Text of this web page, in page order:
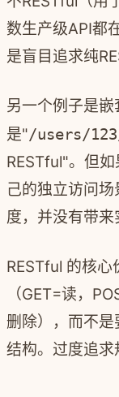
数生产级API都
是盲目追求纯
另一个例子是
是"/users/
RESTful"。但
己的独立访问
度，并没有带来
RESTful 的核心
（GET=读，
删除），而不
结构。过度追求